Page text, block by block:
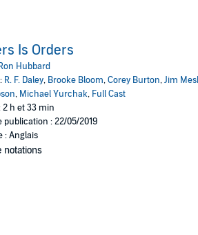
there’s Goldy Brown, the American fan-
all: alcohol. Mitchell has a weakness for
are all here, as the audio version of
the most complicated story with a keen eye
figures of the 20th century.”
Is Orders
Hubbard
R. F. Daley, Brooke Bloom,Corey Burton,Jim
, Michael Yurchak, Full Cast
2 h et 33 min
publication : 22/05/2019
: Anglais
notations